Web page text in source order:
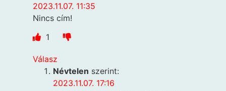
2023.11.07. 11:35
Nincs cím!
1
Válasz
Névtelen szerint:
2023.11.07. 17:16